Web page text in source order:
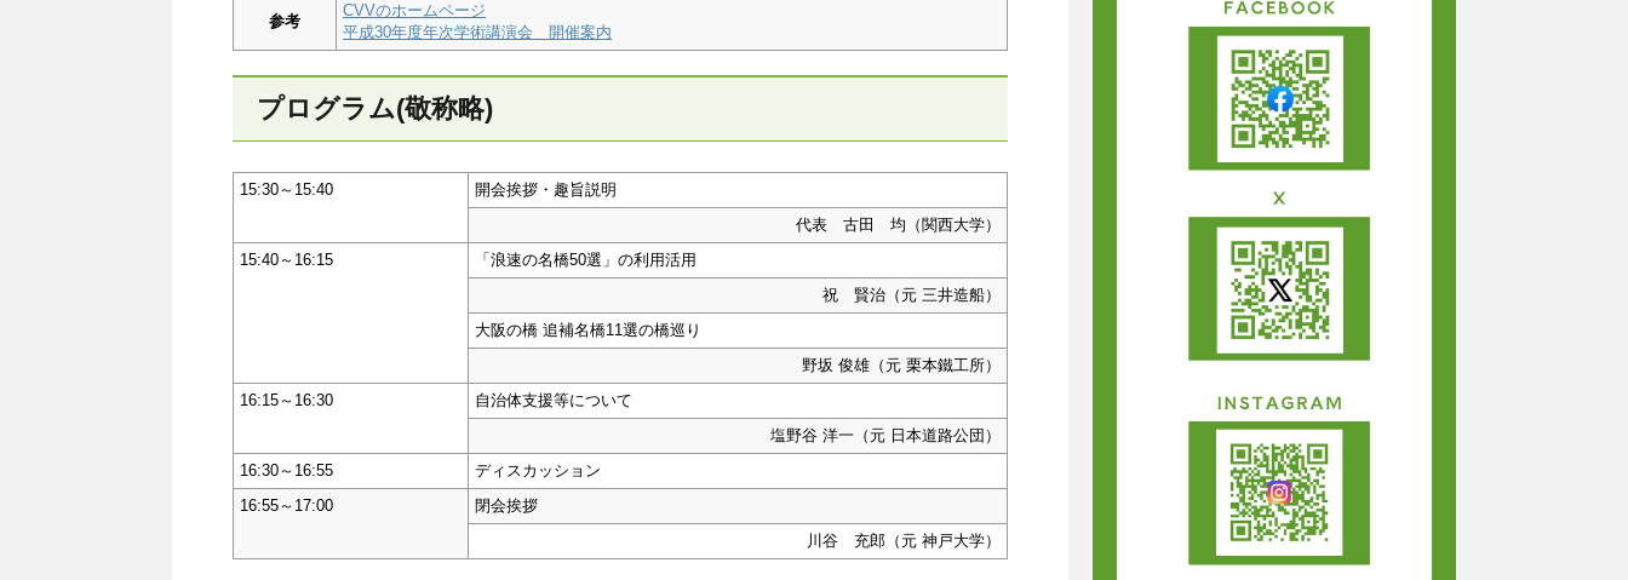
参考
CVVのホームページ
平成30年度年次学術講演会 開催案内
プログラム(敬称略)
15:30～15:40
開会挨拶・趣旨説明
代表 古田 均（関西大学）
15:40～16:15
「浪速の名橋50選」の利用活用
祝 賢治（元 三井造船）
大阪の橋 追補名橋11選の橋巡り
野坂 俊雄（元 栗本鐵工所）
16:15～16:30
自治体支援等について
塩野谷 洋一（元 日本道路公団）
16:30～16:55
ディスカッション
16:55～17:00
閉会挨拶
川谷 充郎（元 神戸大学）